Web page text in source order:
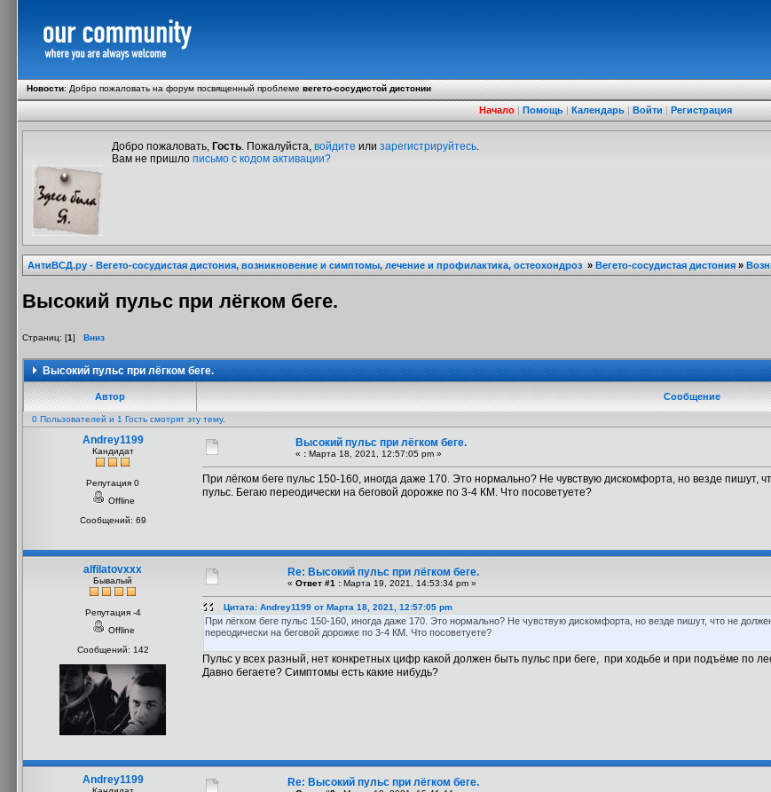
Новости:Добро пожаловать на форум посвященный проблемевегето-сосудистой дистонии
Начало|Помощь|Календарь|Войти|Регистрация
Добро пожаловать, Гость. Пожалуйста, войдите или зарегистрируйтесь.
Вам не пришло письмо с кодом активации?
АнтиВСД.ру - Вегето-сосудистая дистония, возникновение и симптомы, лечение и профилактика, остеохондроз»Вегето-сосудистая дистония»
Высокий пульс при лёгком беге.
Страниц: [1] Вниз
Высокий пульс при лёгком беге.
Автор Сообщение
0 Пользователей и 1 Гость смотрят эту тему.
Andrey1199
Кандидат
Репутация 0
Offline
Сообщений: 69
Высокий пульс при лёгком беге.
« : Марта 18, 2021, 12:57:05 pm »
При лёгком беге пульс 150-160, иногда даже 170. Это нормально? Не чувствую дискомфорта, но везде
пульс. Бегаю переодически на беговой дорожке по 3-4 КМ. Что посоветуете?
alfilatovxxx
Бывалый
Репутация -4
Offline
Сообщений: 142
Re: Высокий пульс при лёгком беге.
« Ответ #1 : Марта 19, 2021, 14:53:34 pm »
Цитата: Andrey1199 от Марта 18, 2021, 12:57:05 pm
При лёгком беге пульс 150-160, иногда даже 170. Это нормально? Не чувствую дискомфорта, но везде пишут, что не
переодически на беговой дорожке по 3-4 КМ. Что посоветуете?
Пульс у всех разный, нет конкретных цифр какой должен быть пульс при беге, при ходьбе и при подъёме по
Давно бегаете? Симптомы есть какие нибудь?
Andrey1199 Re: Высокий пульс при лёгком беге.